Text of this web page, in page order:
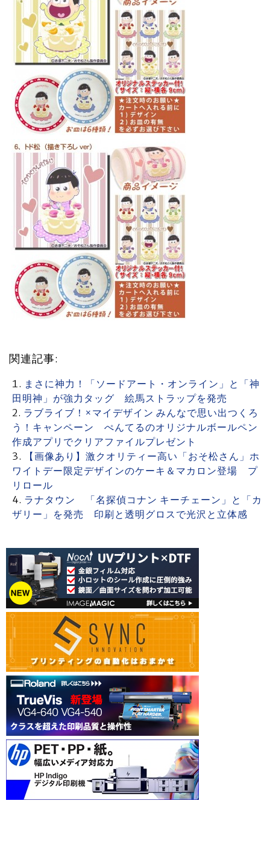
関連記事:
まさに神力！「ソードアート・オンライン」と「神
田明神」が強力タッグ 絵馬ストラップを発売
ラブライブ！×マイデザイン みんなで思い出つくろ
う！キャンペーン ぺんてるのオリジナルボールペン
作成アプリでクリアファイルプレゼント
【画像あり】激クオリティー高い「おそ松さん」ホ
ワイトデー限定デザインのケーキ＆マカロン登場 プ
リロール
ラナタウン 「名探偵コナン キーチェーン」と「カ
ザリー」を発売 印刷と透明グロスで光沢と立体感